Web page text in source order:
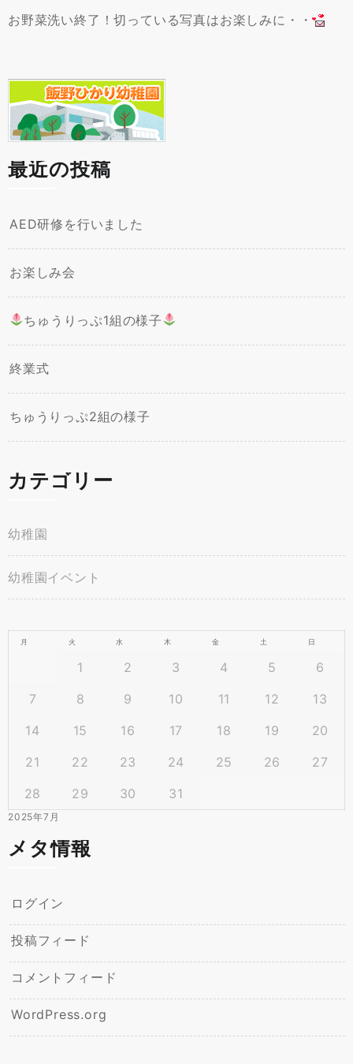
お野菜洗い終了！切っている写真はお楽しみに・・
最近の投稿
AED研修を行いました
お楽しみ会
ちゅうりっぷ1組の様子
終業式
ちゅうりっぷ2組の様子
カテゴリー
幼稚園
幼稚園イベント
2025年7月
月 火 水 木 金 土 日
1 2 3 4 5
6
7
8 9 10 11 12
13
14
15 16 17 18 19
20
21
22 23 24 25 26
27
28
29 30 31
メタ情報
ログイン
投稿フィード
コメントフィード
WordPress.org